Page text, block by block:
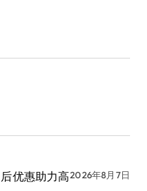
优惠助力高2026年8月7日